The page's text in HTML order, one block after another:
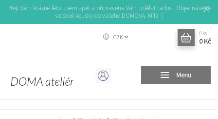
Přeji Vám krásné léto. Jsem zpět a připravena Vám udělat radost. Objednávejte
srdcové kousky do vašeho DOMOVA. Míla :)
Menu
CZK
0 ks
0 Kč